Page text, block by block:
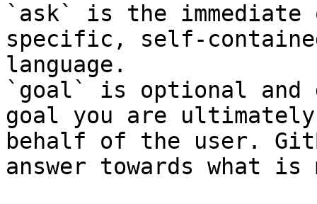
`ask` is the
specific, self-
language.
`goal` is optional and
goal you are
behalf of the user.
answer towards what